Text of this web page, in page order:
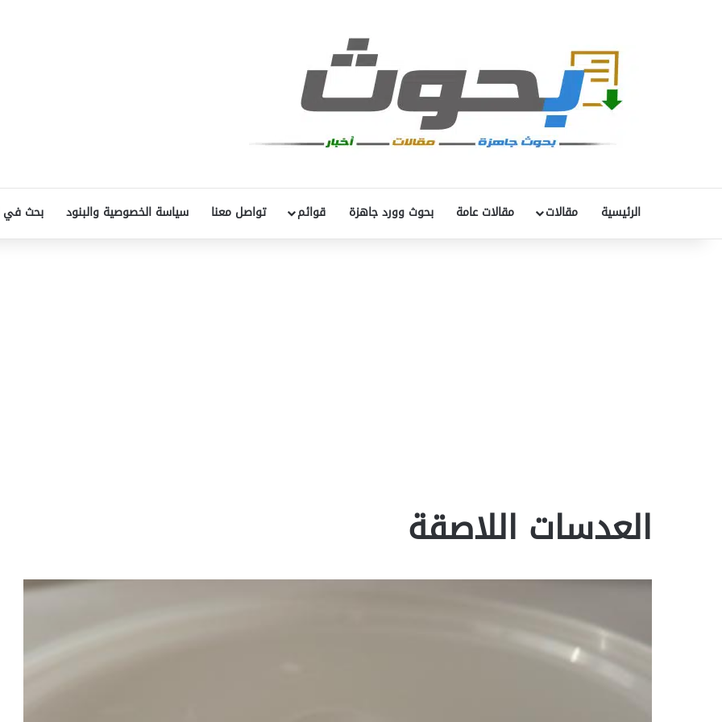
الرئيسية مقالات مقالات عامة بحوث وورد جاهزة قوائم تواصل معنا سياسة الخصوصية والبنود بحث في
العدسات اللاصقة